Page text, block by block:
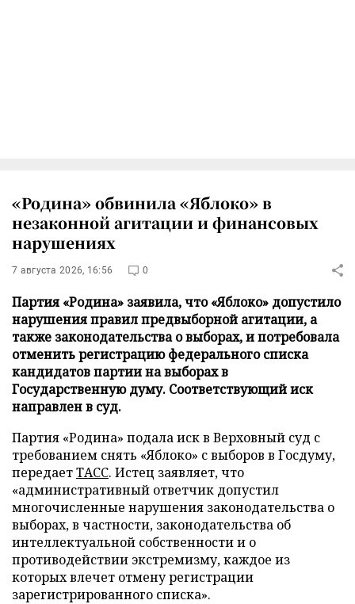
«Родина» обвинила «Яблоко» в
незаконной агитации и финансовых
нарушениях
7 августа 2026, 16:56 0
Партия «Родина» заявила, что «Яблоко» допустило
нарушения правил предвыборной агитации, а
также законодательства о выборах, и потребовала
отменить регистрацию федерального списка
кандидатов партии на выборах в
Государственную думу. Соответствующий иск
направлен в суд.
Партия «Родина» подала иск в Верховный суд с
требованием снять «Яблоко» с выборов в Госдуму,
передаетТАСС. Истец заявляет, что
«административный ответчик допустил
многочисленные нарушения законодательства о
выборах, в частности, законодательства об
интеллектуальной собственности и о
противодействии экстремизму, каждое из
которых влечет отмену регистрации
зарегистрированного списка».